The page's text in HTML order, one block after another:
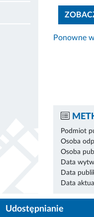
Ponowne
Podmiot
Osoba
Osoba
Data
Data
Data
Udostępnianie